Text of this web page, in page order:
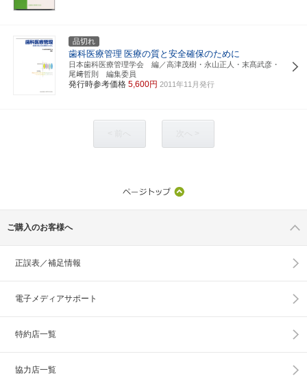
品切れ
歯科医療管理 医療の質と安全確保のために
日本歯科医療管理学会 編／高津茂樹・永山正人・末髙武彦・
尾﨑哲則 編集委員
発行時参考価格 5,600円 2011年11月発行
ご購入のお客様へ
正誤表／補足情報
電子メディアサポート
特約店一覧
協力店一覧